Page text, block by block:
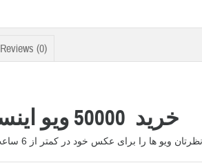
Reviews (0)
خرید 50000 ویو اینستاگرام